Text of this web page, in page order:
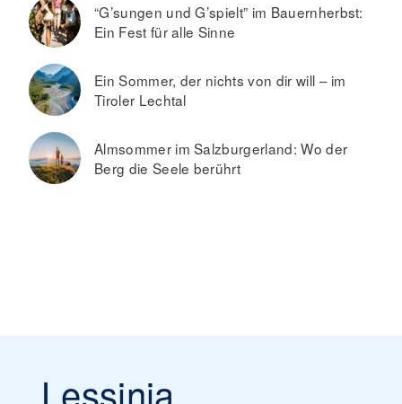
“G’sungen und G’spielt” im Bauernherbst:
Ein Fest für alle Sinne
Ein Sommer, der nichts von dir will – im
Tiroler Lechtal
Almsommer im Salzburgerland: Wo der
Berg die Seele berührt
Lessinia